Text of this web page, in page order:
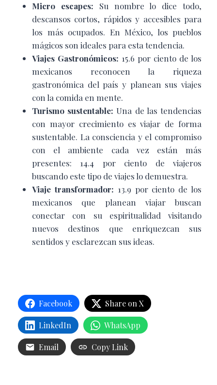
Micro escapes: Su nombre lo dice todo,
descansos cortos, rápidos y accesibles para
los más ocupados. En México, los pueblos
mágicos son ideales para esta tendencia.
Viajes Gastronómicos: 15.6 por ciento de los
mexicanos reconocen la riqueza
gastronómica del país y planean sus viajes
con la comida en mente.
Turismo sustentable: Una de las tendencias
con mayor crecimiento es viajar de forma
sustentable. La consciencia y el compromiso
con el ambiente cada vez están más
presentes: 14.4 por ciento de viajeros
buscando este tipo de viajes lo demuestra.
Viaje transformador: 13.9 por ciento de los
mexicanos que planean viajar buscan
conectar con su espiritualidad visitando
nuevos destinos que enriquezcan sus
sentidos y esclarezcan sus ideas.
Facebook Share on X
LinkedIn WhatsApp
Email Copy Link